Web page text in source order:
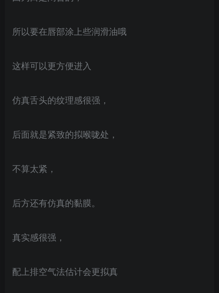
所以要在唇部涂上些润滑油哦
这样可以更方便进入
仿真舌头的纹理感很强，
后面就是紧致的拟喉咙处，
不算太紧，
后方还有仿真的黏膜。
真实感很强，
配上排空气法估计会更拟真